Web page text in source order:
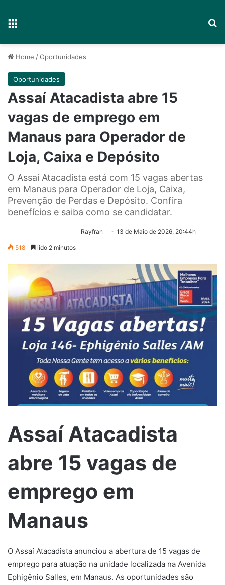
Home /Oportunidades
Oportunidades
Assaí Atacadista abre 15
vagas de emprego em
Manaus para Operador de
Loja, Caixa e Depósito
O Assaí Atacadista está com 15 vagas abertas
em Manaus para Operador de Loja, Caixa,
Prevenção de Perdas e Depósito. Confira
benefícios e saiba como se candidatar.
Rayfran 13 de Maio de 2026, 20:44h
518 lido 2 minutos
Assaí Atacadista
abre 15 vagas de
emprego em
Manaus
O Assaí Atacadista anunciou a abertura de 15 vagas de
emprego para atuação na unidade localizada na Avenida
Ephigênio Salles, em Manaus. As oportunidades são